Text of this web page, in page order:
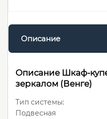
Описание
Описание Шкаф-
зеркалом (Венге)
Тип системы:
Подвесная